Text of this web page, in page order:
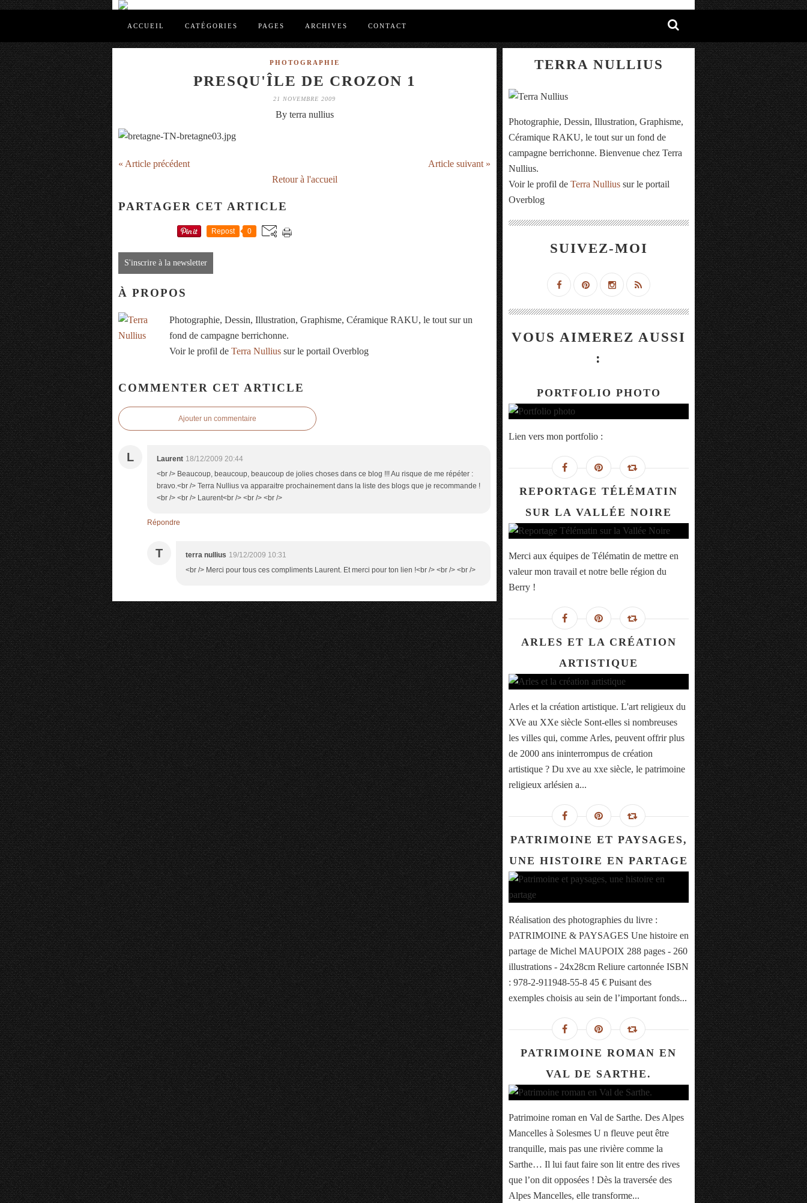
ACCUEIL CATÉGORIES PAGES ARCHIVES CONTACT
PHOTOGRAPHIE
PRESQU'ÎLE DE CROZON 1
21 NOVEMBRE 2009
By terra nullius
« Article précédent
Article suivant »
Retour à l'accueil
PARTAGER CET ARTICLE
Repost 0
S'inscrire à la newsletter
À PROPOS
Photographie, Dessin, Illustration, Graphisme, Céramique RAKU, le tout sur un
fond de campagne berrichonne.
Voir le profil de Terra Nullius sur le portail Overblog
COMMENTER CET ARTICLE
Ajouter un commentaire
L Laurent 18/12/2009 20:44
<br /> Beaucoup, beaucoup, beaucoup de jolies choses dans ce blog !!! Au risque de me répéter :
bravo.<br /> Terra Nullius va apparaitre prochainement dans la liste des blogs que je recommande !
<br /> <br /> Laurent<br /> <br /> <br />
Répondre
T terra nullius 19/12/2009 10:31
<br /> Merci pour tous ces compliments Laurent. Et merci pour ton lien !<br /> <br /> <br />
TERRA NULLIUS
Photographie, Dessin, Illustration, Graphisme,
Céramique RAKU, le tout sur un fond de
campagne berrichonne. Bienvenue chez Terra
Nullius.
Voir le profil de Terra Nullius sur le portail
Overblog
SUIVEZ-MOI
VOUS AIMEREZ AUSSI
:
PORTFOLIO PHOTO
Lien vers mon portfolio :
REPORTAGE TÉLÉMATIN
SUR LA VALLÉE NOIRE
Merci aux équipes de Télématin de mettre en
valeur mon travail et notre belle région du
Berry !
ARLES ET LA CRÉATION
ARTISTIQUE
Arles et la création artistique. L'art religieux du
XVe au XXe siècle Sont-elles si nombreuses
les villes qui, comme Arles, peuvent offrir plus
de 2000 ans ininterrompus de création
artistique ? Du xve au xxe siècle, le patrimoine
religieux arlésien a...
PATRIMOINE ET PAYSAGES,
UNE HISTOIRE EN PARTAGE
Réalisation des photographies du livre :
PATRIMOINE & PAYSAGES Une histoire en
partage de Michel MAUPOIX 288 pages - 260
illustrations - 24x28cm Reliure cartonnée ISBN
: 978-2-911948-55-8 45 € Puisant des
exemples choisis au sein de l’important fonds...
PATRIMOINE ROMAN EN
VAL DE SARTHE.
Patrimoine roman en Val de Sarthe. Des Alpes
Mancelles à Solesmes U n fleuve peut être
tranquille, mais pas une rivière comme la
Sarthe… Il lui faut faire son lit entre des rives
que l’on dit opposées ! Dès la traversée des
Alpes Mancelles, elle transforme...